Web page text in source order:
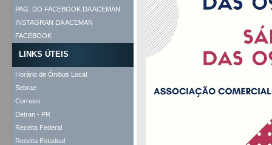
PAG. DO FACEBOOK DA ACEMAN
INSTAGRAN DA ACEMAN
FACEBOOK
LINKS ÚTEIS
Horário de Ônibus Local
Sebrae
Correios
Detran - PR
Receita Federal
Receita Estadual